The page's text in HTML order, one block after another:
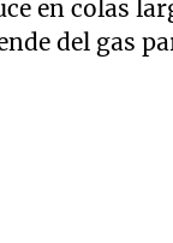
del gas